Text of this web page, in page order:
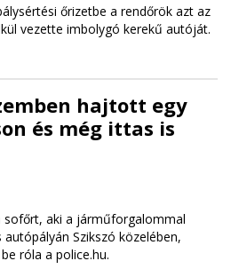
őrizetbe a rendőrök azt az
vezette imbolygó kerekű autóját.
hajtott egy
és még ittas is
aki a járműforgalommal
Szikszó közelében,
róla a police.hu.